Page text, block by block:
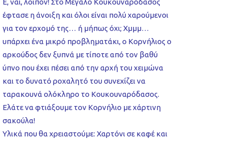
Ε, ναι, λοιπόν! Στο Μεγάλο Κουκουναρόδασος
έφτασε η άνοιξη και όλοι είναι πολύ χαρούμενοι
για τον ερχομό της… ή μήπως όχι; Χμμμ…
υπάρχει ένα μικρό προβληματάκι, ο Κορνήλιος ο
αρκούδος δεν ξυπνά με τίποτε από τον βαθύ
ύπνο που έχει πέσει από την αρχή του χειμώνα
και το δυνατό ροχαλητό του συνεχίζει να
ταρακουνά ολόκληρο το Κουκουναρόδασος.
Ελάτε να φτιάξουμε τον Κορνήλιο με χάρτινη
σακούλα!
Υλικά που θα χρειαστούμε: Χαρτόνι σε καφέ και